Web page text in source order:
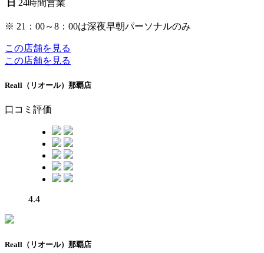
日 24時間営業
※ 21：00～8：00は深夜早朝パーソナルのみ
この店舗を見る
この店舗を見る
Reall（リオール）那覇店
口コミ評価
4.4
Reall（リオール）那覇店